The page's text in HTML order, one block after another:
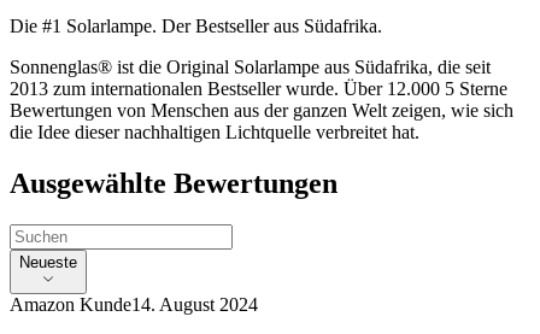
Die #1 Solarlampe. Der Bestseller aus Südafrika.
Sonnenglas® ist die Original Solarlampe aus Südafrika, die seit
2013 zum internationalen Bestseller wurde. Über 12.000 5 Sterne
Bewertungen von Menschen aus der ganzen Welt zeigen, wie sich
die Idee dieser nachhaltigen Lichtquelle verbreitet hat.
Ausgewählte Bewertungen
Neueste
Amazon Kunde14. August 2024